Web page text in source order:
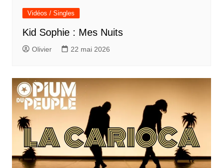
Vidéos / Singles
Kid Sophie : Mes Nuits
Olivier 22 mai 2026